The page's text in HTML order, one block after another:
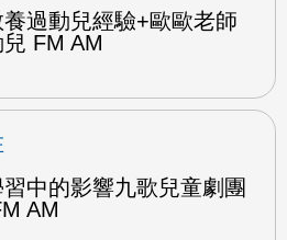
過動兒經驗+歐歐老師
FM AM
中的影響九歌兒童劇團
AM